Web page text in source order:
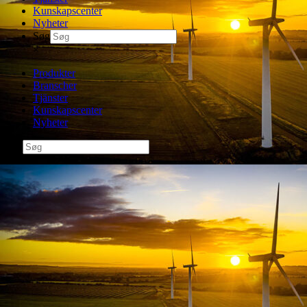
Kunskapscenter
Nyheter
Søg
×
Produkter
Branscher
Tjänster
Kunskapscenter
Nyheter